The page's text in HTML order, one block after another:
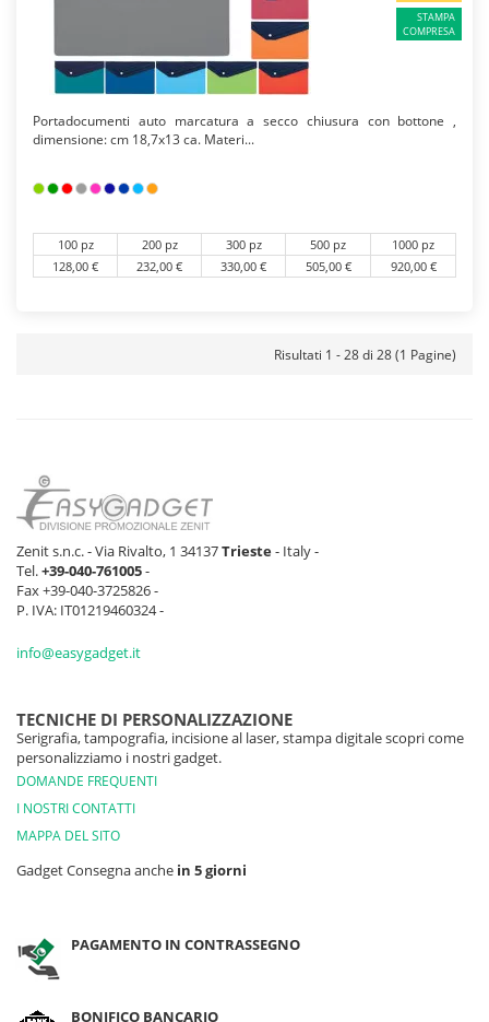
STAMPA
COMPRESA
Portadocumenti auto marcatura a secco chiusura con bottone ,
dimensione: cm 18,7x13 ca. Materi...
100 pz 200 pz 300 pz 500 pz
1000 pz
128,00 €
232,00 € 330,00 € 505,00 € 920,00 €
Risultati 1 - 28 di 28 (1 Pagine)
Zenit s.n.c. - Via Rivalto, 1 34137Trieste- Italy -
Tel.+39-040-761005-
Fax +39-040-3725826 -
P. IVA: IT01219460324 -
info@easygadget.it
TECNICHE DI PERSONALIZZAZIONE
Serigrafia, tampografia, incisione al laser, stampa digitale scopri come
personalizziamo i nostri gadget.
DOMANDE FREQUENTI
I NOSTRI CONTATTI
MAPPA DEL SITO
Gadget Consegna anche in 5 giorni
PAGAMENTO IN CONTRASSEGNO
BONIFICO BANCARIO